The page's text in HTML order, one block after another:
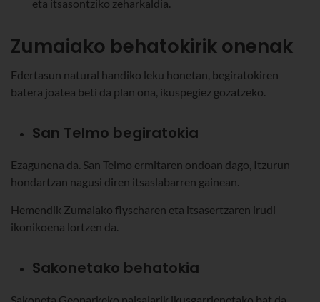
eta itsasontziko zeharkaldia.
Zumaiako behatokirik onenak
Edertasun natural handiko leku honetan, begiratokiren
batera joatea beti da plan ona, ikuspegiez gozatzeko.
San Telmo begiratokia
Ezagunena da. San Telmo ermitaren ondoan dago, Itzurun
hondartzan nagusi diren itsaslabarren gainean.
Hemendik Zumaiako flyscharen eta itsasertzaren irudi
ikonikoena lortzen da.
Sakonetako behatokia